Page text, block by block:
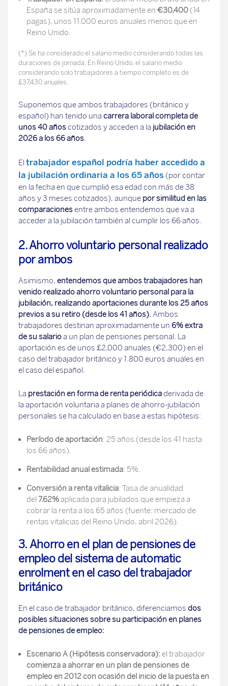
España se sitúa aproximadamente en €30,400 (14
pagas), unos 11.000 euros anuales menos que en
Reino Unido.
(*) Se ha considerado el salario medio considerando todas las
duraciones de jornada. En Reino Unido, el salario medio
considerando solo trabajadores a tiempo completo es de
£37,430 anuales.
Suponemos que ambos trabajadores (británico y
español) han tenido una carrera laboral completade
unos 40 añoscotizados y acceden a la jubilación en
2026 a los 66 años.
El trabajador español podría haber accedido a
la jubilación ordinaria a los 65 años (por contar
en la fecha en que cumplió esa edad con más de 38
años y 3 meses cotizados), aunque por similitud en las
comparacionesentre ambos entendemos que va a
acceder a la jubilación también al cumplir los 66 años.
2. Ahorro voluntario personal realizado
por ambos
Asimismo, entendemos que ambos trabajadores han
venido realizado ahorro voluntario personal para la
jubilación, realizando aportaciones durante los 25 años
previos a su retiro (desde los 41 años). Ambos
trabajadores destinan aproximadamente un 6% extra
de su salarioa un plan de pensiones personal. La
aportación es de unos £2,000 anuales (€2,300) en el
caso del trabajador británico y 1.800 euros anuales en
el caso del español.
La prestación en forma de renta periódicaderivada de
la aportación voluntaria a planes de ahorro-jubilación
personales se ha calculado en base a estas hipótesis:
Período de aportación: 25 años (desde los 41 hasta
los 66 años).
Rentabilidad anual estimada: 5%.
Conversión a renta vitalicia: Tasa de anualidad
del 7.62% aplicada para jubilados que empieza a
cobrar la renta a los 65 años (fuente: mercado de
rentas vitalicias del Reino Unido, abril 2026).
3.Ahorro en el plan de pensiones de
empleo del sistema de automatic
enrolment en el caso del trabajador
británico
En el caso de trabajador británico, diferenciamos dos
posibles situaciones sobre su participación en planes
de pensiones de empleo:
Escenario A (Hipótesis conservadora): el trabajador
comienza a ahorrar en un plan de pensiones de
empleo en 2012 con ocasión del inicio de la puesta en